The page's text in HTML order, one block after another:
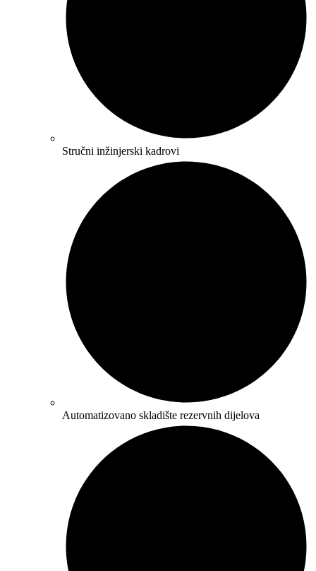
Stručni inžinjerski kadrovi
Automatizovano skladište rezervnih dijelova